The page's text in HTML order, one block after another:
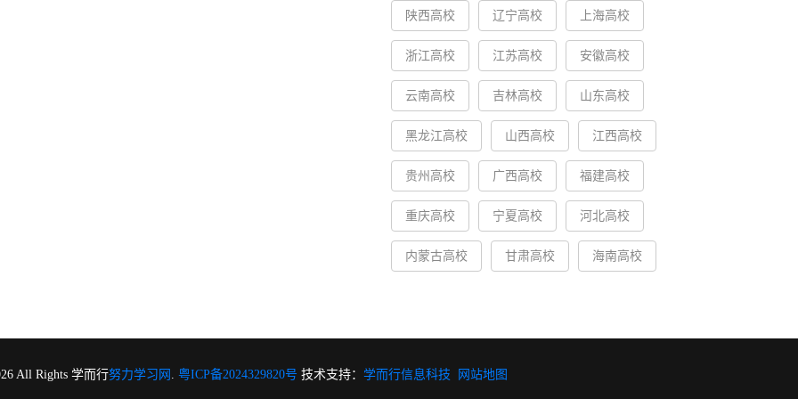
陕西高校 辽宁高校 上海高校
浙江高校 江苏高校 安徽高校
云南高校 吉林高校 山东高校
黑龙江高校 山西高校 江西高校
贵州高校 广西高校 福建高校
重庆高校 宁夏高校 河北高校
内蒙古高校 甘肃高校 海南高校
All Rights 学而行努力学习网 粤ICP备2024329820号 技术支持： 学而行信息科技 网站地图